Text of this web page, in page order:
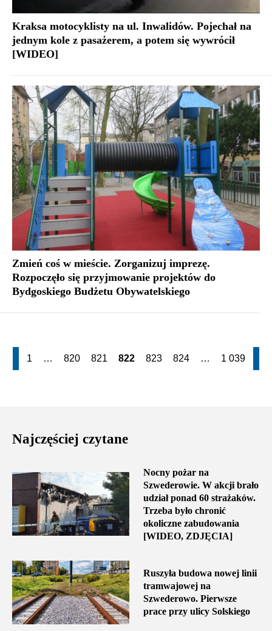
Kraksa motocyklisty na ul. Inwalidów. Pojechał na
jednym kole z pasażerem, a potem się wywrócił
[WIDEO]
Zmień coś w mieście. Zorganizuj imprezę.
Rozpoczęło się przyjmowanie projektów do
Bydgoskiego Budżetu Obywatelskiego
1 … 820 821 822 823 824 … 1 039
Najczęściej czytane
Nocny pożar na
Szwederowie. W akcji brało
udział ponad 60 strażaków.
Trzeba było chronić
okoliczne zabudowania
[WIDEO, ZDJĘCIA]
Ruszyła budowa nowej linii
tramwajowej na
Szwederowo. Pierwsze
prace przy ulicy Solskiego